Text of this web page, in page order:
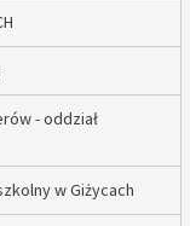
- oddział
w Giżycach